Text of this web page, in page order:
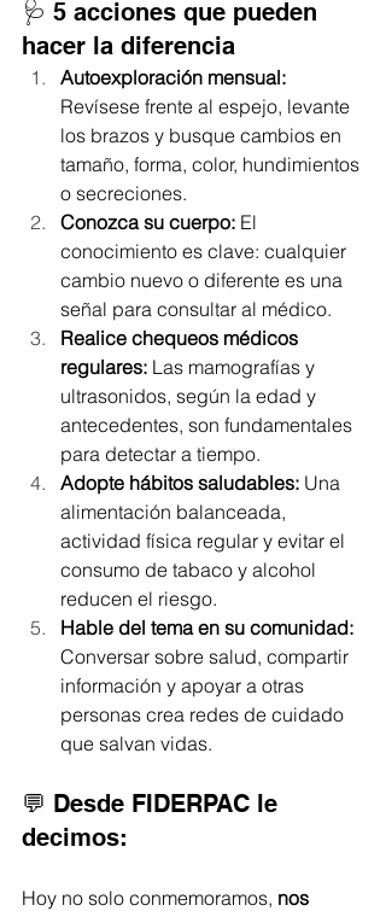
🩺 5 acciones que pueden
hacer la diferencia
Autoexploración mensual:
Revísese frente al espejo, levante
los brazos y busque cambios en
tamaño, forma, color, hundimientos
o secreciones.
Conozca su cuerpo: El
conocimiento es clave: cualquier
cambio nuevo o diferente es una
señal para consultar al médico.
Realice chequeos médicos
regulares: Las mamografías y
ultrasonidos, según la edad y
antecedentes, son fundamentales
para detectar a tiempo.
Adopte hábitos saludables: Una
alimentación balanceada,
actividad física regular y evitar el
consumo de tabaco y alcohol
reducen el riesgo.
Hable del tema en su comunidad:
Conversar sobre salud, compartir
información y apoyar a otras
personas crea redes de cuidado
que salvan vidas.
💬 Desde FIDERPAC le
decimos:
Hoy no solo conmemoramos, nos